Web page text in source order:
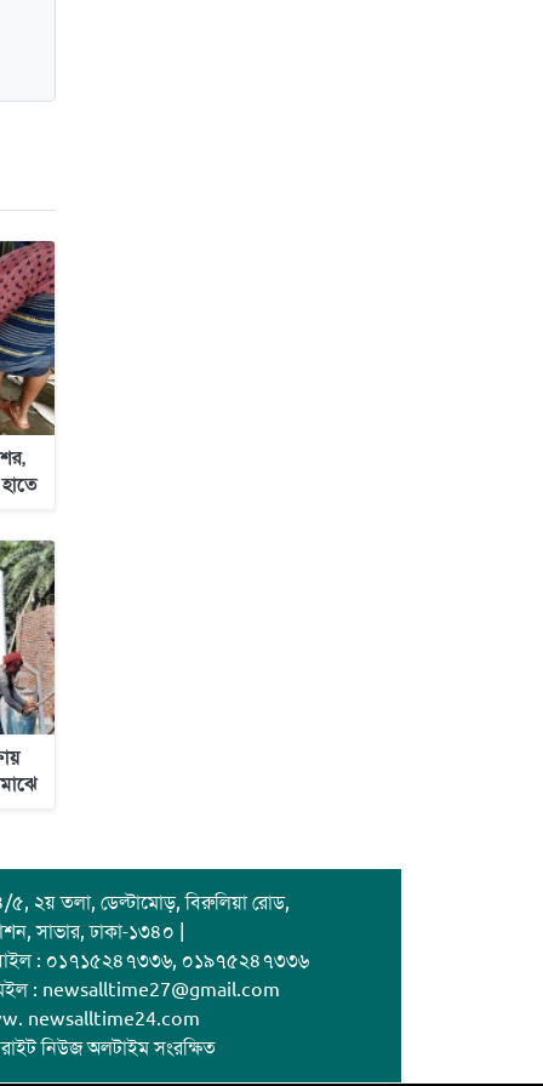
৫, ২য় তলা, ডেল্টামোড়, বিরুলিয়া রোড,
সাভার, ঢাকা-১৩৪০ |
: ০১৭১৫২৪৭৩৩৬, ০১৯৭৫২৪৭৩৩৬
: newsalltime27@gmail.com
newsalltime24.com
নিউজ অলটাইম সংরক্ষিত